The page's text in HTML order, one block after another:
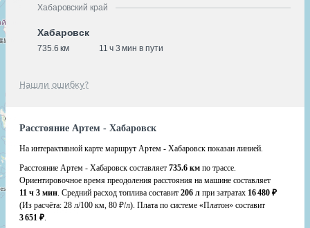
Хабаровский край
Хабаровск
735.6 км 11 ч 3 мин в пути
Нашли ошибку?
Расстояние Артем - Хабаровск
На интерактивной карте маршрут Артем - Хабаровск показан линией.
Расстояние Артем - Хабаровск составляет 735.6 км по трассе.
Ориентировочное время преодоления расстояния на машине составляет
11 ч 3 мин. Средний расход топлива составит 206 л при затратах 16 480 ₽
(Из расчёта: 28 л/100 км, 80 ₽/л). Плата по системе «Платон» составит
3 651 ₽.